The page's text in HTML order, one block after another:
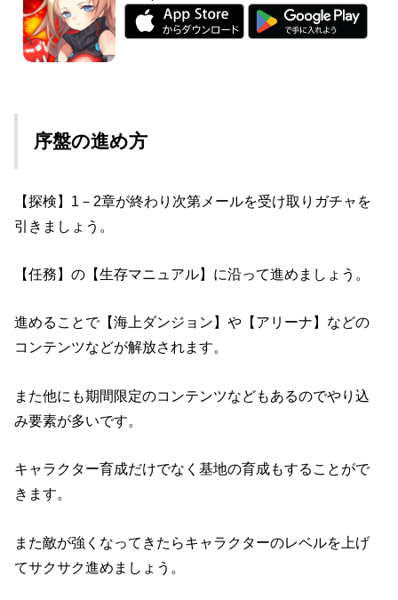
序盤の進め方
【探検】1－2章が終わり次第メールを受け取りガチャを
引きましょう。
【任務】の【生存マニュアル】に沿って進めましょう。
進めることで【海上ダンジョン】や【アリーナ】などの
コンテンツなどが解放されます。
また他にも期間限定のコンテンツなどもあるのでやり込
み要素が多いです。
キャラクター育成だけでなく基地の育成もすることがで
きます。
また敵が強くなってきたらキャラクターのレベルを上げ
てサクサク進めましょう。